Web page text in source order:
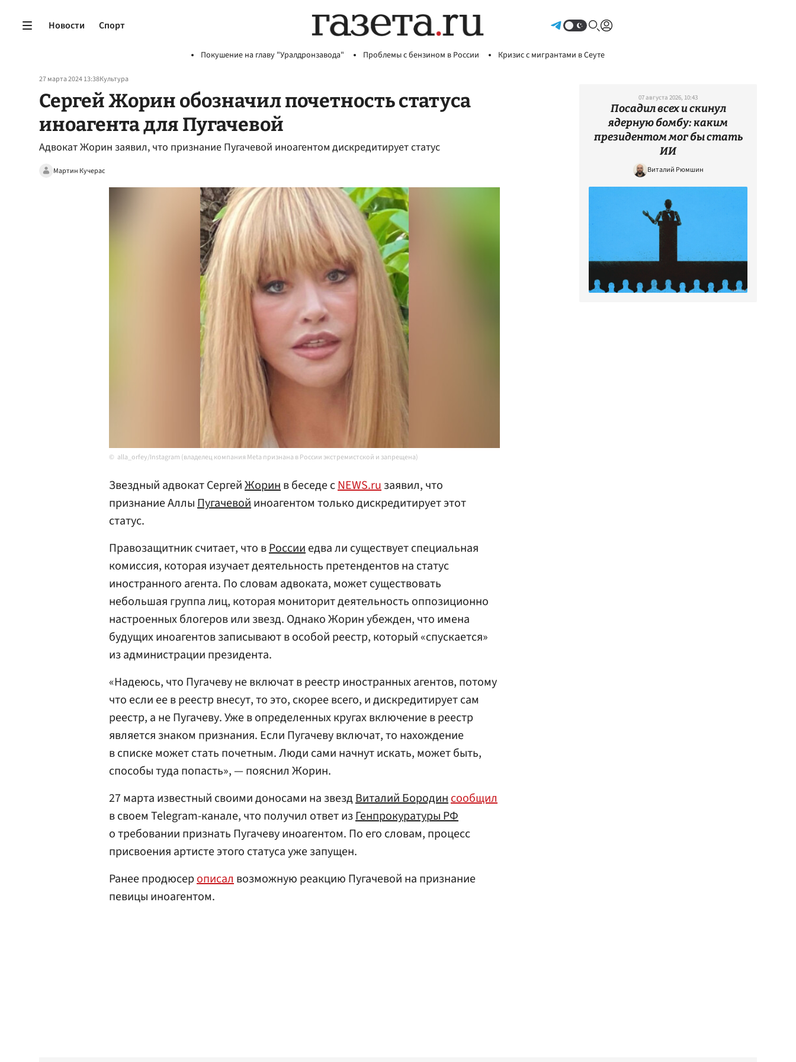
Новости Спорт
Покушение на главу "Уралдронзавода" Проблемы с бензином в России Кризис с мигрантами в Сеуте
27 марта 2024 13:38Культура
Сергей Жорин обозначил почетность статуса
иноагента для Пугачевой
Адвокат Жорин заявил, что признание Пугачевой иноагентом дискредитирует статус
Мартин Кучерас
alla_orfey/Instagram (владелец компания Meta признана в России экстремистской и запрещена)
Звездный адвокат СергейЖоринв беседе сNEWS.ruзаявил, что
признание АллыПугачевойиноагентом только дискредитирует этот
статус.
Правозащитник считает, что вРоссииедва ли существует специальная
комиссия, которая изучает деятельность претендентов на статус
иностранного агента. По словам адвоката, может существовать
небольшая группа лиц, которая мониторит деятельность оппозиционно
настроенных блогеров или звезд. Однако Жорин убежден, что имена
будущих иноагентов записывают в особой реестр, который «спускается»
из администрации президента.
«Надеюсь, что Пугачеву не включат в реестр иностранных агентов, потому
что если ее в реестр внесут, то это, скорее всего, и дискредитирует сам
реестр, а не Пугачеву. Уже в определенных кругах включение в реестр
является знаком признания. Если Пугачеву включат, то нахождение
в списке может стать почетным. Люди сами начнут искать, может быть,
способы туда попасть», — пояснил Жорин.
27 марта известный своими доносами на звездВиталий Бородинсообщил
в своем Telegram-канале, что получил ответ изГенпрокуратуры РФ
о требовании признать Пугачеву иноагентом. По его словам, процесс
присвоения артисте этого статуса уже запущен.
Ранее продюсерописалвозможную реакцию Пугачевой на признание
певицы иноагентом.
07 августа 2026, 10:43
Посадил всех и скинул
ядерную бомбу: каким
президентом мог бы стать
ИИ
Виталий Рюмшин